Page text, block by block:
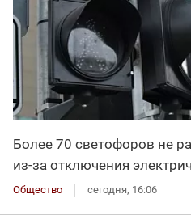
Более 70 светофоров не
из-за отключения
Общество сегодня, 16:06